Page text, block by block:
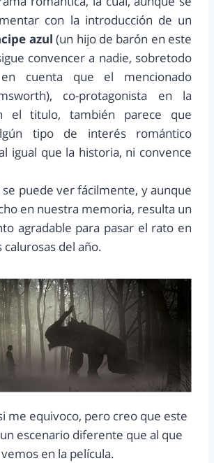
con la introducción de un
azul (un hijo de barón en este
convencer a nadie, sobretodo
cuenta que el mencionado
co-protagonista en la
el titulo, también parece que
tipo de interés romántico
igual que la historia, ni convence
puede ver fácilmente, y aunque
en nuestra memoria, resulta un
agradable para pasar el rato en
calurosas del año.
me equivoco, pero creo que este
escenario diferente que al que
vemos en la película.